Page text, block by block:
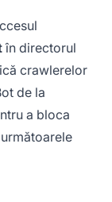
în directorul
crawlerelor
de la
a bloca